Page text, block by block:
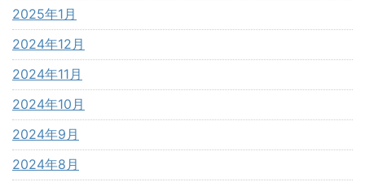
2025年1月
2024年12月
2024年11月
2024年10月
2024年9月
2024年8月